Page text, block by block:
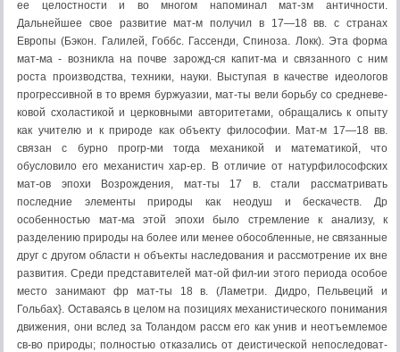
ее целостности и во многом напоминал мат-зм античности.
Дальнейшее свое развитие мат-м получил в 17—18 вв. с странах
Европы (Бэкон. Галилей, Гоббс. Гассенди, Спиноза. Локк). Эта форма
мат-ма - возникла на почве зарожд-ся капит-ма и связанного с ним
роста производства, техники, нау­ки. Выступая в качестве идеологов
про­грессивной в то время буржуазии, ма­т-ты вели борьбу со средневе­
ковой схоластикой и церковными авто­ритетами, обращались к опыту
как учителю и к природе как объекту философии. Мат-м 17—18 вв.
связан с бурно прогр-ми тогда механикой и математикой, что
обусловило его механистич хар-ер. В отличие от натурфилософских
мат-ов эпохи Возрождения, мат-ты 17 в. стали рассматривать
последние эле­менты природы как неодуш и бескачеств. Др
особенностью мат-ма этой эпохи было стремление к анали­зу, к
разделению природы на более или менее обособленные, не связанные
друг с другом области н объекты наследования и рассмотрение их вне
раз­вития. Среди представителей мат-ой фил-ии этого периода особое
место занимают фр мат-ты 18 в. (Ламетри. Дидро, Пельвеций и
Гольбах}. Оставаясь в целом на по­зициях механистического понимания
движения, они вслед за Толандом рас­см его как унив и неотъемлемое
св-во природы; пол­ностью отказались от деистической не­последоват-